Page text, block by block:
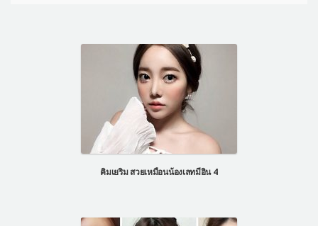
คิมเยริม สวยเหมือนน้องเลทมีอิน 4